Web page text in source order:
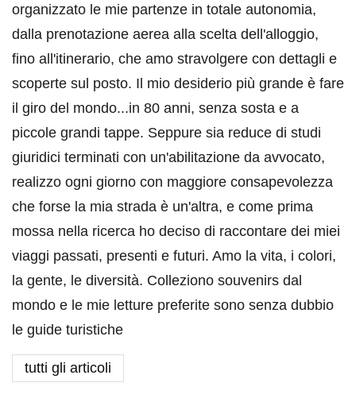
organizzato le mie partenze in totale autonomia,
dalla prenotazione aerea alla scelta dell'alloggio,
fino all'itinerario, che amo stravolgere con dettagli e
scoperte sul posto. Il mio desiderio più grande è fare
il giro del mondo...in 80 anni, senza sosta e a
piccole grandi tappe. Seppure sia reduce di studi
giuridici terminati con un'abilitazione da avvocato,
realizzo ogni giorno con maggiore consapevolezza
che forse la mia strada è un'altra, e come prima
mossa nella ricerca ho deciso di raccontare dei miei
viaggi passati, presenti e futuri. Amo la vita, i colori,
la gente, le diversità. Colleziono souvenirs dal
mondo e le mie letture preferite sono senza dubbio
le guide turistiche
tutti gli articoli